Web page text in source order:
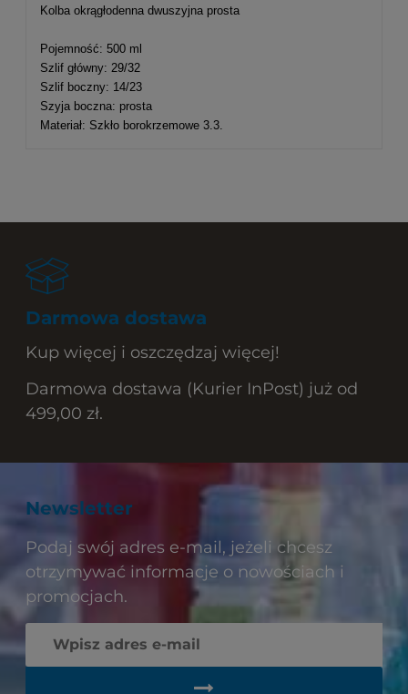
Kolba okrągłodenna dwuszyjna prosta
Pojemność: 500 ml
Szlif główny: 29/32
Szlif boczny: 14/23
Szyja boczna: prosta
Materiał: Szkło borokrzemowe 3.3.
Darmowa dostawa
Kup więcej i oszczędzaj więcej!
Darmowa dostawa (Kurier InPost) już od
499,00 zł.
Newsletter
Podaj swój adres e-mail, jeżeli chcesz
otrzymywać informacje o nowościach i
promocjach.